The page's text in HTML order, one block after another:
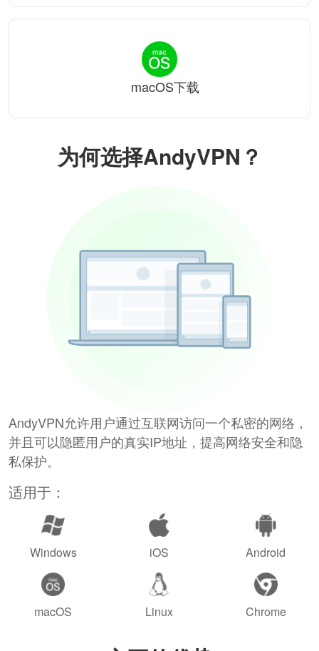
为何选择AndyVPN？
AndyVPN允许用户通过互联网访问一个私密的网络，
并且可以隐匿用户的真实IP地址，提高网络安全和隐
私保护。
适用于：
Windows iOS Android
macOS Linux Chrome
macOS下载